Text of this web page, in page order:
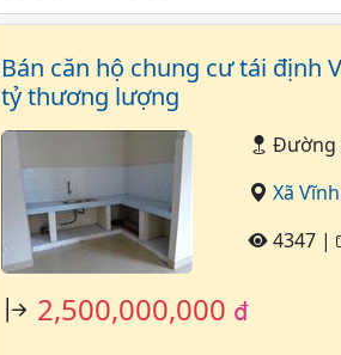
Bán căn hộ chung cư tái định
tỷ thương lượng
Đường
Xã
4347 |
2,500,000,000 đ